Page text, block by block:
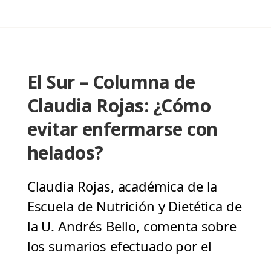
El Sur – Columna de
Claudia Rojas: ¿Cómo
evitar enfermarse con
helados?
Claudia Rojas, académica de la
Escuela de Nutrición y Dietética de
la U. Andrés Bello, comenta sobre
los sumarios efectuado por el